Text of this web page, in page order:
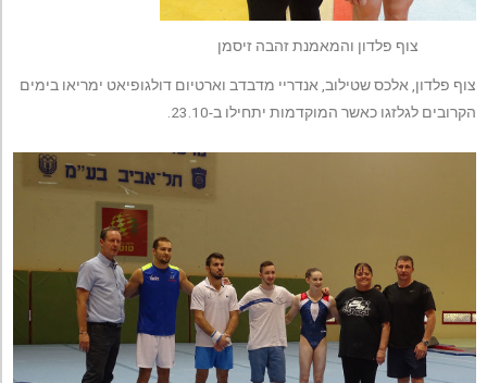
צוף פלדון והמאמנת זהבה זיסמן
צוף פלדון, אלכס שטילוב, אנדריי מדבדב וארטיום דולגופיאט ימריאו בימים
הקרובים לגלזגו כאשר המוקדמות יתחילו ב-23.10.